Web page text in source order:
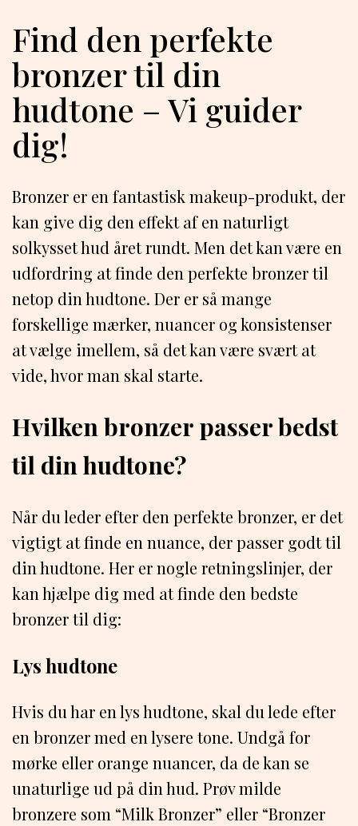
Find den perfekte
bronzer til din
hudtone – Vi guider
dig!
Bronzer er en fantastisk makeup-produkt, der
kan give dig den effekt af en naturligt
solkysset hud året rundt. Men det kan være en
udfordring at finde den perfekte bronzer til
netop din hudtone. Der er så mange
forskellige mærker, nuancer og konsistenser
at vælge imellem, så det kan være svært at
vide, hvor man skal starte.
Hvilken bronzer passer bedst
til din hudtone?
Når du leder efter den perfekte bronzer, er det
vigtigt at finde en nuance, der passer godt til
din hudtone. Her er nogle retningslinjer, der
kan hjælpe dig med at finde den bedste
bronzer til dig:
Lys hudtone
Hvis du har en lys hudtone, skal du lede efter
en bronzer med en lysere tone. Undgå for
mørke eller orange nuancer, da de kan se
unaturlige ud på din hud. Prøv milde
bronzere som “Milk Bronzer” eller “Bronzer